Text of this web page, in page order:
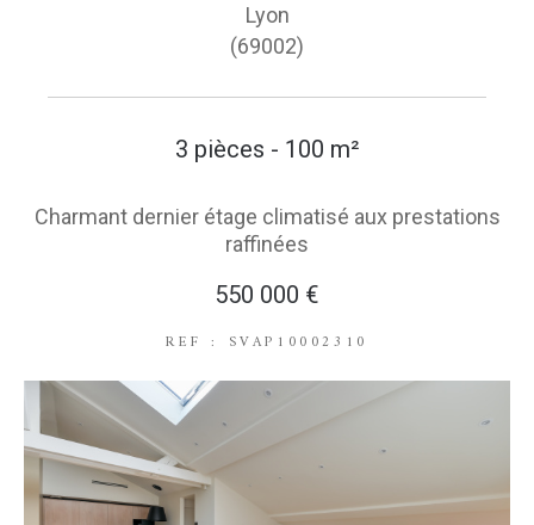
Lyon
(69002)
3 pièces - 100 m²
Charmant dernier étage climatisé aux prestations
raffinées
550 000 €
REF : SVAP10002310